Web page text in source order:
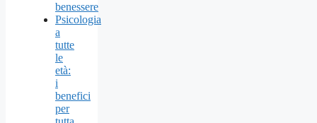
benessere
Psicologia
a
tutte
le
età:
i
benefici
per